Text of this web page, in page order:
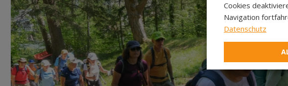
Cookies
Navigation
Datenschutz